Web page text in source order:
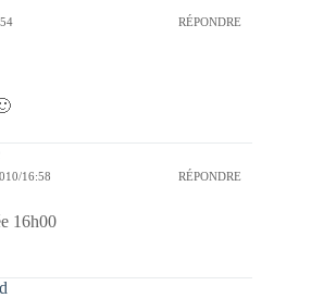
RÉPONDRE
16:58 RÉPONDRE
16h00